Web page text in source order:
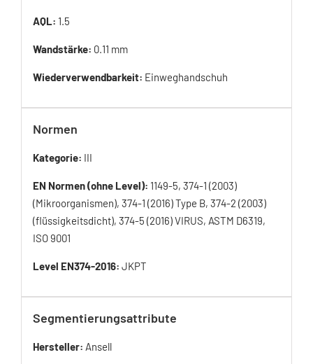
AQL: 1.5
Wandstärke: 0.11 mm
Wiederverwendbarkeit: Einweghandschuh
Normen
Kategorie: III
EN Normen (ohne Level): 1149-5, 374-1 (2003)
(Mikroorganismen), 374-1 (2016) Type B, 374-2 (2003)
(flüssigkeitsdicht), 374-5 (2016) VIRUS, ASTM D6319,
ISO 9001
Level EN374-2016: JKPT
Segmentierungsattribute
Hersteller: Ansell